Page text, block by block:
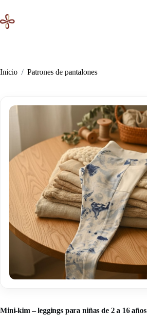
contenido
Inicio / Patrones de pantalones
Mini-kim – leggings para niñas de 2 a 16 años